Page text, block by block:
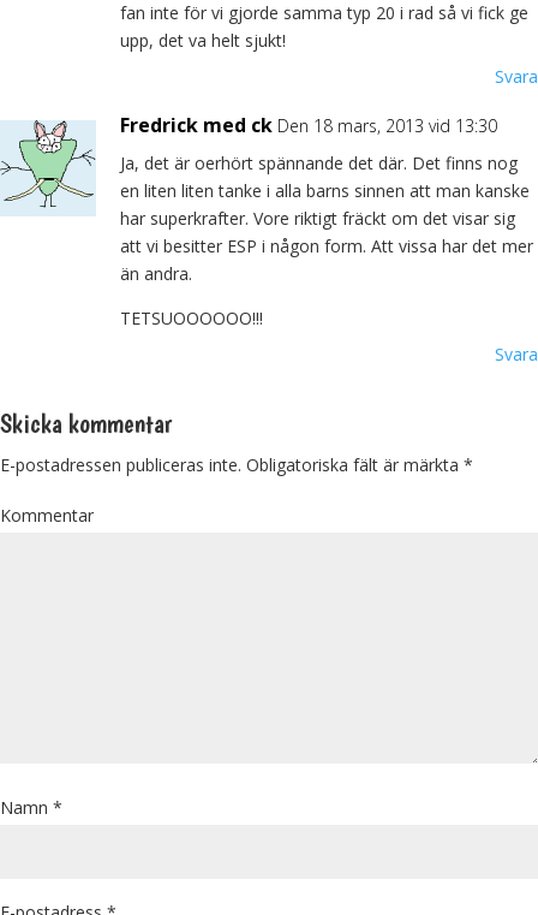
fan inte för vi gjorde samma typ 20 i rad så vi fick ge
upp, det va helt sjukt!
Svara
Fredrick med ck Den 18 mars, 2013 vid 13:30
Ja, det är oerhört spännande det där. Det finns nog
en liten liten tanke i alla barns sinnen att man kanske
har superkrafter. Vore riktigt fräckt om det visar sig
att vi besitter ESP i någon form. Att vissa har det mer
än andra.
TETSUOOOOOO!!!
Svara
Skicka kommentar
E-postadressen publiceras inte. Obligatoriska fält är märkta *
Kommentar
Namn *